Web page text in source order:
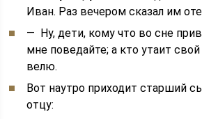
Иван. Раз вечером сказал им
— Ну, дети, кому что во сне
мне поведайте; а кто утаит свой
велю.
Вот наутро приходит старший
отцу: